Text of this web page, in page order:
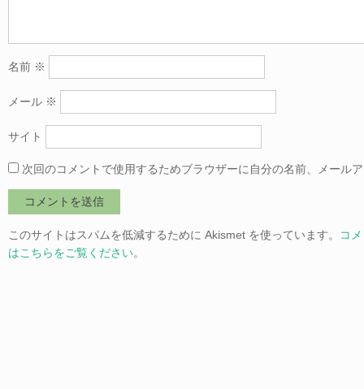
名前 ※
メール ※
サイト
次回のコメントで使用するためブラウザーに自分の名前、メール
このサイトはスパムを低減するために Akismet を使っています。
コ
はこちらをご覧ください。